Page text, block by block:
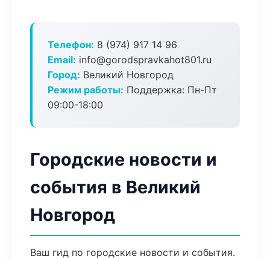
Телефон: 8 (974) 917 14 96
Email: info@gorodspravkahot801.ru
Город: Великий Новгород
Режим работы: Поддержка: Пн-Пт
09:00-18:00
Городские новости и
события в Великий
Новгород
Ваш гид по городские новости и события.